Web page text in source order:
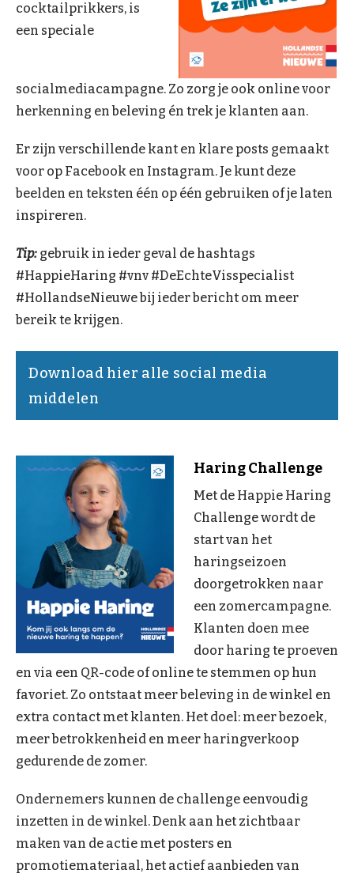
cocktailprikkers, is
een speciale
socialmediacampagne. Zo zorg je ook online voor
herkenning en beleving én trek je klanten aan.
Er zijn verschillende kant en klare posts gemaakt
voor op Facebook en Instagram. Je kunt deze
beelden en teksten één op één gebruiken of je laten
inspireren.
Tip: gebruik in ieder geval de hashtags
#HappieHaring #vnv #DeEchteVisspecialist
#HollandseNieuwe bij ieder bericht om meer
bereik te krijgen.
Download hier alle social media
middelen
Haring Challenge
Met de Happie Haring
Challenge wordt de
start van het
haringseizoen
doorgetrokken naar
een zomercampagne.
Klanten doen mee
door haring te proeven
en via een QR-code of online te stemmen op hun
favoriet. Zo ontstaat meer beleving in de winkel en
extra contact met klanten. Het doel: meer bezoek,
meer betrokkenheid en meer haringverkoop
gedurende de zomer.
Ondernemers kunnen de challenge eenvoudig
inzetten in de winkel. Denk aan het zichtbaar
maken van de actie met posters en
promotiemateriaal, het actief aanbieden van